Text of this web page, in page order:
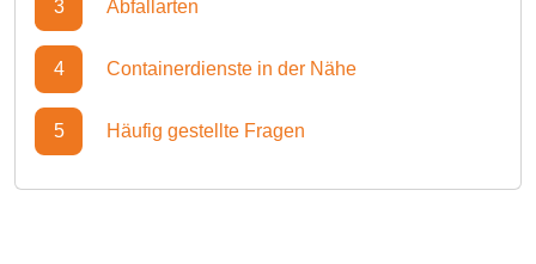
3 Abfallarten
4 Containerdienste in der Nähe
5 Häufig gestellte Fragen